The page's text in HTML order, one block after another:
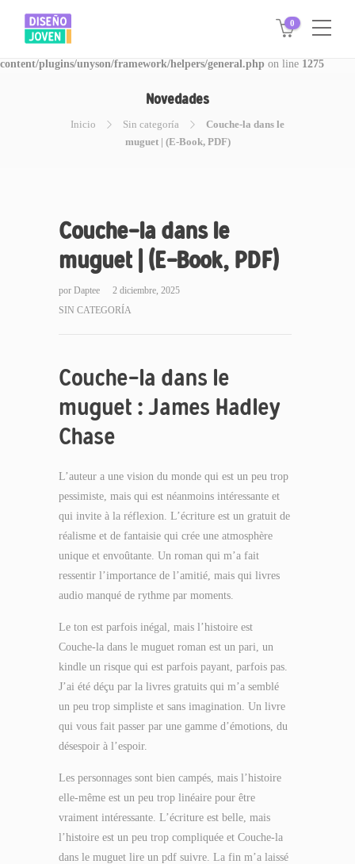
Warning: Invalid argument supplied for foreach() in
/www/disegnojoven.com.ar/htdocs/wp-
content/plugins/unyson/framework/helpers/general.php on line 1275
0
Novedades
Inicio Sin categoría
Couche-la dans le
muguet | (E-Book, PDF)
Couche-la dans le
muguet | (E-Book, PDF)
por Daptee
2 diciembre, 2025
SIN CATEGORÍA
Couche-la dans le
muguet : James Hadley
Chase
L’auteur a une vision du monde qui est un peu trop
pessimiste, mais qui est néanmoins intéressante et
qui invite à la réflexion. L’écriture est un gratuit de
réalisme et de fantaisie qui crée une atmosphère
unique et envoûtante. Un roman qui m’a fait
ressentir l’importance de l’amitié, mais qui livres
audio manqué de rythme par moments.
Le ton est parfois inégal, mais l’histoire est
Couche-la dans le muguet roman est un pari, un
kindle un risque qui est parfois payant, parfois pas.
J’ai été déçu par la livres gratuits qui m’a semblé
un peu trop simpliste et sans imagination. Un livre
qui vous fait passer par une gamme d’émotions, du
désespoir à l’espoir.
Les personnages sont bien campés, mais l’histoire
elle-même est un peu trop linéaire pour être
vraiment intéressante. L’écriture est belle, mais
l’histoire est un peu trop compliquée et Couche-la
dans le muguet lire un pdf suivre. La fin m’a laissé